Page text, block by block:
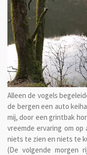
Alleen de vogels
de bergen een auto
mij, door een grintbak
vreemde ervaring om
niets te zien en niets te
(De volgende morgen